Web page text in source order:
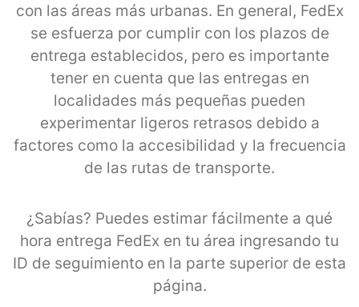
con las áreas más urbanas. En general, FedEx
se esfuerza por cumplir con los plazos de
entrega establecidos, pero es importante
tener en cuenta que las entregas en
localidades más pequeñas pueden
experimentar ligeros retrasos debido a
factores como la accesibilidad y la frecuencia
de las rutas de transporte.
¿Sabías? Puedes estimar fácilmente a qué
hora entrega FedEx en tu área ingresando tu
ID de seguimiento en la parte superior de esta
página.